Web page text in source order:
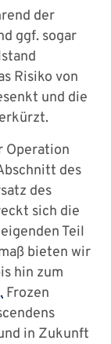
der
ggf. sogar
Risiko von
und die
Operation
des
des
sich die
Teil
bieten wir
hin zum
Frozen
in Zukunft